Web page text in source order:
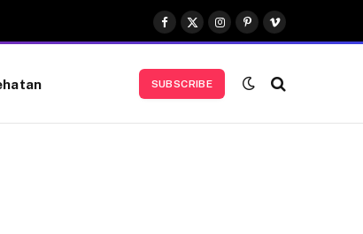
Facebook
X
(Twitter)
Instagram
Pinterest
Vimeo
SUBSCRIBE